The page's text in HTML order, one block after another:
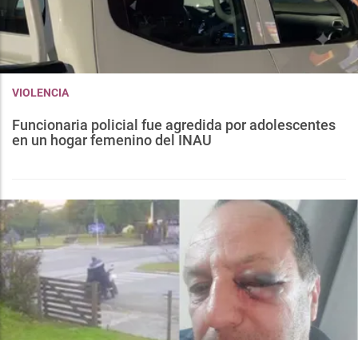
VIOLENCIA
Funcionaria policial fue agredida por adolescentes
en un hogar femenino del INAU